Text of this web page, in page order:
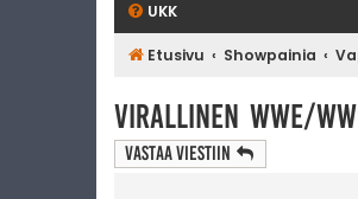
UKK
Etusivu Showpainia
Virallinen WWE/
Vastaa Viestiin